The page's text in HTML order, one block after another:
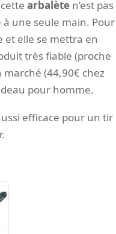
arbalète n’est pas
une seule main. Pour
et elle se mettra en
très fiable (proche
marché (44,90€ chez
pour homme.
efficace pour un tir